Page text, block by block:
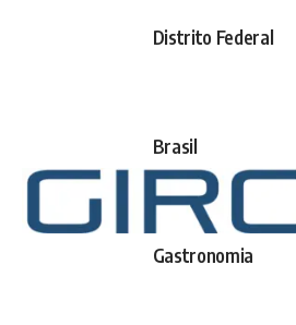
Distrito Federal
Brasil
Gastronomia